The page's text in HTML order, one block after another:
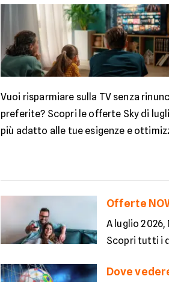
Vuoi risparmiare sulla TV senza
preferite? Scopri le offerte Sky di
più adatto alle tue esigenze e
Offerte
A luglio
Scopri tutti i
Dove